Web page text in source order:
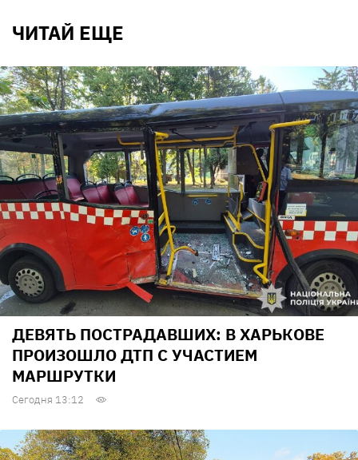
ЧИТАЙ ЕЩЕ
ДЕВЯТЬ ПОСТРАДАВШИХ: В ХАРЬКОВЕ
ПРОИЗОШЛО ДТП С УЧАСТИЕМ
МАРШРУТКИ
Сегодня 13:12